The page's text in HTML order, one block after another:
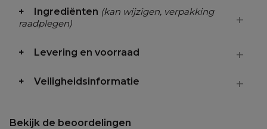
Ingrediënten (kan wijzigen, verpakking
raadplegen)
Levering en voorraad
Veiligheidsinformatie
Bekijk de beoordelingen